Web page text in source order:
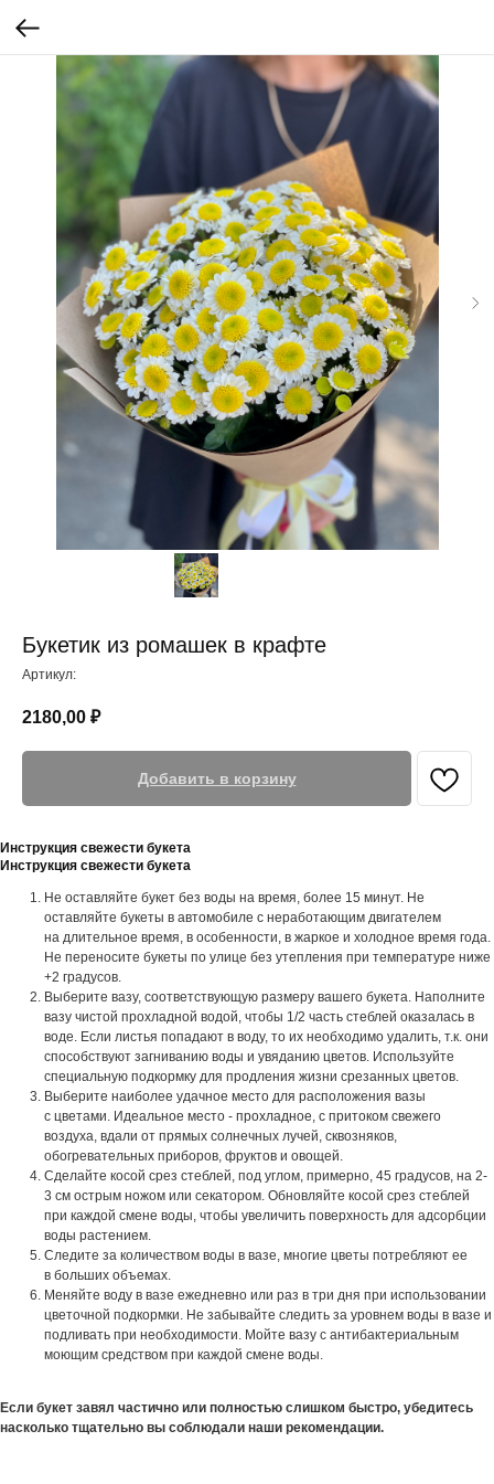
Букетик из ромашек в крафте
Артикул:
2180,00 ₽
Добавить в корзину
Инструкция свежести букета
Инструкция свежести букета
Не оставляйте букет без воды на время, более 15 минут. Не
оставляйте букеты в автомобиле с неработающим двигателем
на длительное время, в особенности, в жаркое и холодное время года.
Не переносите букеты по улице без утепления при температуре ниже
+2 градусов.
Выберите вазу, соответствующую размеру вашего букета. Наполните
вазу чистой прохладной водой, чтобы 1/2 часть стеблей оказалась в
воде. Если листья попадают в воду, то их необходимо удалить, т.к. они
способствуют загниванию воды и увяданию цветов. Используйте
специальную подкормку для продления жизни срезанных цветов.
Выберите наиболее удачное место для расположения вазы
с цветами. Идеальное место - прохладное, с притоком свежего
воздуха, вдали от прямых солнечных лучей, сквозняков,
обогревательных приборов, фруктов и овощей.
Сделайте косой срез стеблей, под углом, примерно, 45 градусов, на 2-
3 см острым ножом или секатором. Обновляйте косой срез стеблей
при каждой смене воды, чтобы увеличить поверхность для адсорбции
воды растением.
Следите за количеством воды в вазе, многие цветы потребляют ее
в больших объемах.
Меняйте воду в вазе ежедневно или раз в три дня при использовании
цветочной подкормки. Не забывайте следить за уровнем воды в вазе и
подливать при необходимости. Мойте вазу с антибактериальным
моющим средством при каждой смене воды.
Если букет завял частично или полностью слишком быстро, убедитесь
насколько тщательно вы соблюдали наши рекомендации.